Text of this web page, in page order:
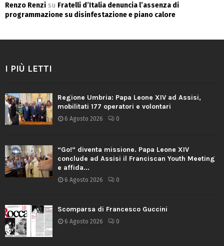
Renzo Renzi su Fratelli d’Italia denuncia l’assenza di
programmazione su disinfestazione e piano calore
I PIÙ LETTI
Regione Umbria: Papa Leone XIV ad Assisi,
mobilitati 177 operatori e volontari
6 Agosto 2026 0
“Go!” diventa missione. Papa Leone XIV
conclude ad Assisi il Franciscan Youth Meeting
e affida...
6 Agosto 2026 0
Scomparsa di Francesco Guccini
6 Agosto 2026 0